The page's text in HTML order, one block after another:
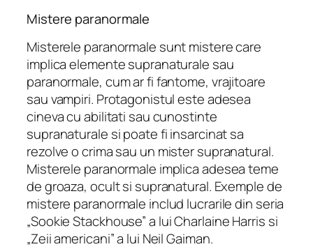
Mistere paranormale
Misterele paranormale sunt mistere care
implica elemente supranaturale sau
paranormale, cum ar fi fantome, vrajitoare
sau vampiri. Protagonistul este adesea
cineva cu abilitati sau cunostinte
supranaturale si poate fi insarcinat sa
rezolve o crima sau un mister supranatural.
Misterele paranormale implica adesea teme
de groaza, ocult si supranatural. Exemple de
mistere paranormale includ lucrarile din seria
„Sookie Stackhouse” a lui Charlaine Harris si
„Zeii americani” a lui Neil Gaiman.